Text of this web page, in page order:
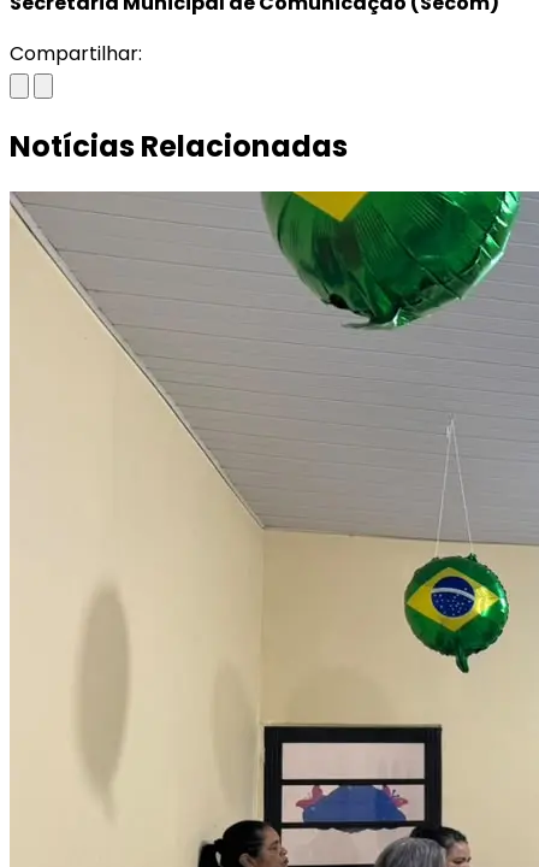
Compartilhar:
Notícias Relacionadas